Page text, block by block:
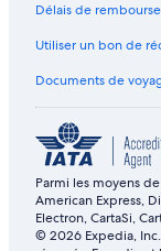
Délais de
Utiliser un bon de
Documents de
Parmi les moyens
American Express,
Electron, CartaSi,
© 2026 Expedia,